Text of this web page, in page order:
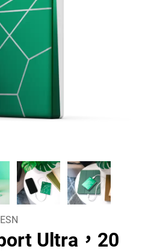
Ultra，20